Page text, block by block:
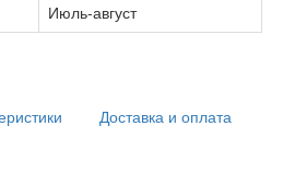
Июль-август
Доставка и оплата